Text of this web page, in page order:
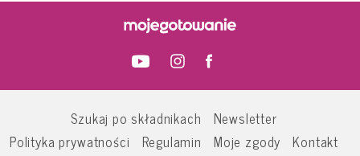
Szukaj po składnikach
Newsletter
Polityka prywatności
Regulamin Moje zgody Kontakt